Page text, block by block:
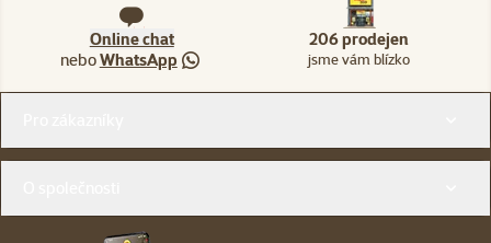
Online chat
neboWhatsApp
206 prodejen
jsme vám blízko